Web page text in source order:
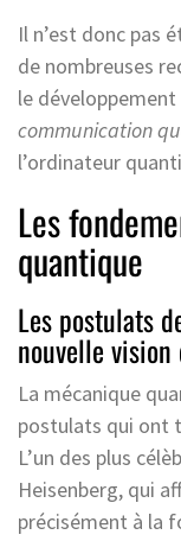
Il n’est donc pas
de nombreuses
le
communication
l’ordinateur
Les
quantique
Les postulats
nouvelle
La mécanique
postulats qui ont
L’un des plus
Heisenberg, qui
précisément à la